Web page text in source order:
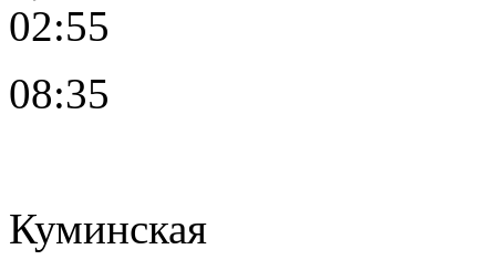
02:55
08:35
Куминская